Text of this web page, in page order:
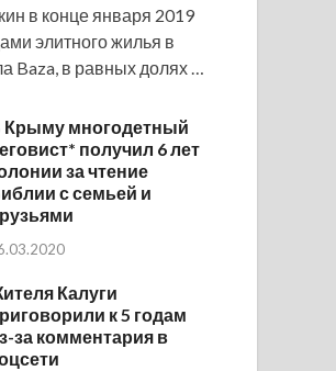
в конце января 2019
элитного жилья в
Baza, в равных долях …
Крыму многодетный
получил 6 лет
за чтение
с семьей и
Калуги
к 5 годам
за комментария в